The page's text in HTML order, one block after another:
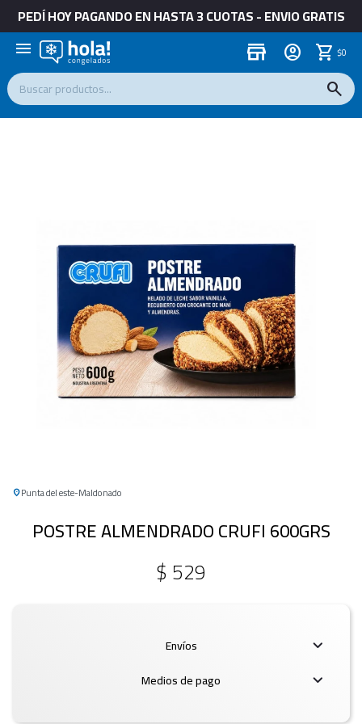
PEDÍ HOY PAGANDO EN HASTA 3 CUOTAS - ENVIO GRATIS
menu store $0
Punta del este Maldonado
POSTRE ALMENDRADO CRUFI 600GRS
$529
Envíos
Medios de pago